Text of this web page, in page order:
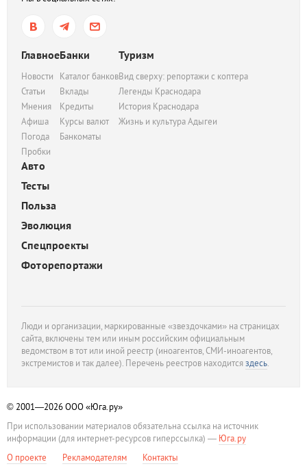
Главное
Новости
Статьи
Мнения
Афиша
Погода
Пробки
Банки
Каталог банков
Вклады
Кредиты
Курсы валют
Банкоматы
Туризм
Вид сверху: репортажи с коптера
Легенды Краснодара
История Краснодара
Жизнь и культура Адыгеи
Авто
Тесты
Польза
Эволюция
Спецпроекты
Фоторепортажи
Люди и организации, маркированные «звездочками» на страницах
сайта, включены тем или иным российским официальным
ведомством в тот или иной реестр (иноагентов, СМИ-иноагентов,
экстремистов и так далее). Перечень реестров находитсяздесь.
© 2001—2026ООО «Юга.ру»
При использовании материалов обязательна ссылка на источник
информации (для интернет-ресурсов гиперссылка) — Юга.ру
О проекте
Рекламодателям Контакты